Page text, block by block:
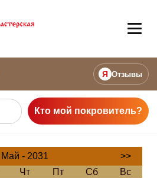
Я Отзывы
Кто мой покровитель?
Май - 2031
>>
Чт Пт Сб
Вс